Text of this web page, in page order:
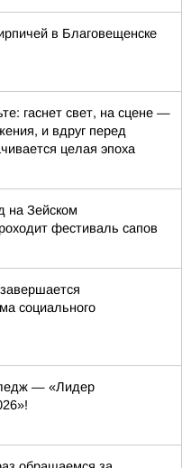
в Благовещенске
гаснет свет, на сцене —
и вдруг перед
целая эпоха
на Зейском
фестиваль сапов
социального
— «Лидер